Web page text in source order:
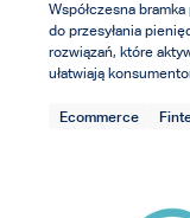
Współczesna
do przesyłania
rozwiązań, które
ułatwiają
Ecommerce